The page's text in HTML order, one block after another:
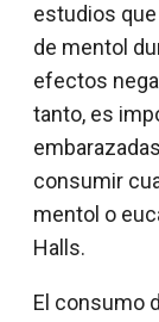
estudios
de mentol
efectos
tanto, es
consumir
mentol o
Halls.
El consumo